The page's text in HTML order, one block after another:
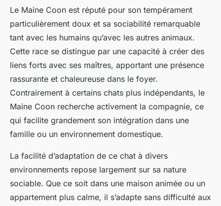
Le Maine Coon est réputé pour son tempérament
particulièrement doux et sa sociabilité remarquable
tant avec les humains qu’avec les autres animaux.
Cette race se distingue par une capacité à créer des
liens forts avec ses maîtres, apportant une présence
rassurante et chaleureuse dans le foyer.
Contrairement à certains chats plus indépendants, le
Maine Coon recherche activement la compagnie, ce
qui facilite grandement son intégration dans une
famille ou un environnement domestique.
La facilité d’adaptation de ce chat à divers
environnements repose largement sur sa nature
sociable. Que ce soit dans une maison animée ou un
appartement plus calme, il s’adapte sans difficulté aux